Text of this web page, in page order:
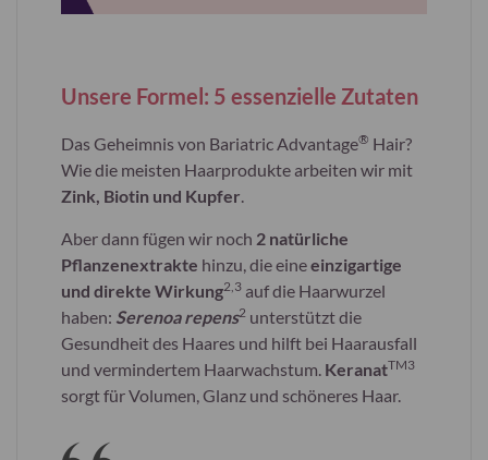
Unsere Formel: 5 essenzielle Zutaten
Das Geheimnis von Bariatric Advantage® Hair?
Wie die meisten Haarprodukte arbeiten wir mit
Zink, Biotin und Kupfer
Aber dann fügen wir noch 2 natürliche
Pflanzenextrakte hinzu, die eineeinzigartige
und direkte Wirkung2,3 auf die Haarwurzel
haben: Serenoa repens2 unterstützt die
Gesundheit des Haares und hilft bei Haarausfall
und vermindertem Haarwachstum. KeranatTM3
sorgt für Volumen, Glanz und schöneres Haar.